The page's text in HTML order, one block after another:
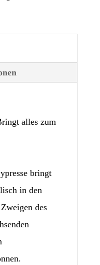
alles zum
bringt
in den
des